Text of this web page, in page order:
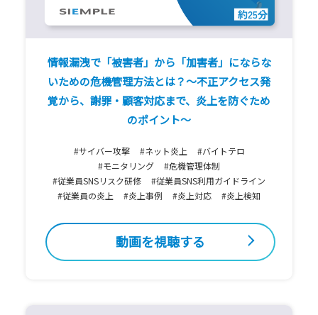
情報漏洩で「被害者」から「加害者」にならな
いための危機管理方法とは？〜不正アクセス発
覚から、謝罪・顧客対応まで、炎上を防ぐため
のポイント〜
#サイバー攻撃 #ネット炎上
#バイトテロ
#モニタリング
#危機管理体制
#従業員SNSリスク研修
#従業員SNS利用ガイドライン
#従業員の炎上
#炎上事例 #炎上対応 #炎上検知
動画を視聴する